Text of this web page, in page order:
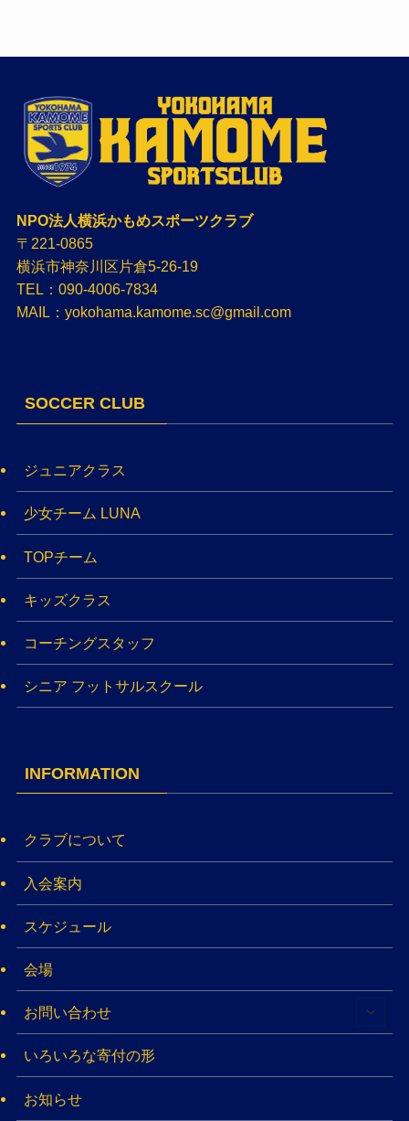
NPO法人横浜かもめスポーツクラブ
〒221-0865
横浜市神奈川区片倉5-26-19
TEL：090-4006-7834
MAIL：yokohama.kamome.sc@gmail.com
SOCCER CLUB
ジュニアクラス
少女チーム LUNA
TOPチーム
キッズクラス
コーチングスタッフ
シニア フットサルスクール
INFORMATION
クラブについて
入会案内
スケジュール
会場
お問い合わせ
いろいろな寄付の形
お知らせ